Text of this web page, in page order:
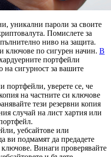
уникални пароли за своите
Помислете за
ниво на защита.
ключове по сигурен начин. В
портфейли
на сигурност за вашите
портфейли, уверете се, че
на частните си ключове
тези резервни копия
случай на лист хартия или
уебсайтове или
ви подмамят да предадете
Винаги проверявайте